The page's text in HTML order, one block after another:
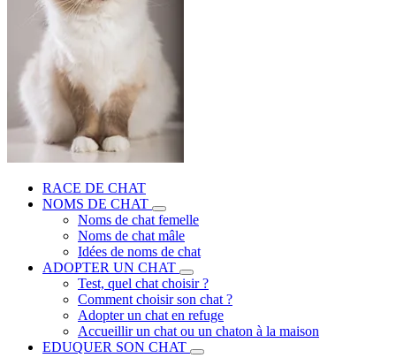
RACE DE CHAT
NOMS DE CHAT
Noms de chat femelle
Noms de chat mâle
Idées de noms de chat
ADOPTER UN CHAT
Test, quel chat choisir ?
Comment choisir son chat ?
Adopter un chat en refuge
Accueillir un chat ou un chaton à la maison
EDUQUER SON CHAT